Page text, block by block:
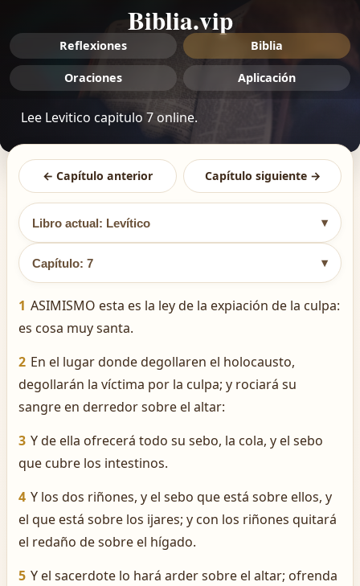
Biblia.vip
Reflexiones Biblia
Oraciones Aplicación
Lee Levitico capitulo 7 online.
← Capítulo anterior Capítulo siguiente →
Libro actual: Levítico ▾
Capítulo: 7 ▾
1 ASIMISMO esta es la ley de la expiación de la culpa:
es cosa muy santa.
2 En el lugar donde degollaren el holocausto,
degollarán la víctima por la culpa; y rociará su
sangre en derredor sobre el altar:
3 Y de ella ofrecerá todo su sebo, la cola, y el sebo
que cubre los intestinos.
4 Y los dos riñones, y el sebo que está sobre ellos, y
el que está sobre los ijares; y con los riñones quitará
el redaño de sobre el hígado.
5 Y el sacerdote lo hará arder sobre el altar; ofrenda